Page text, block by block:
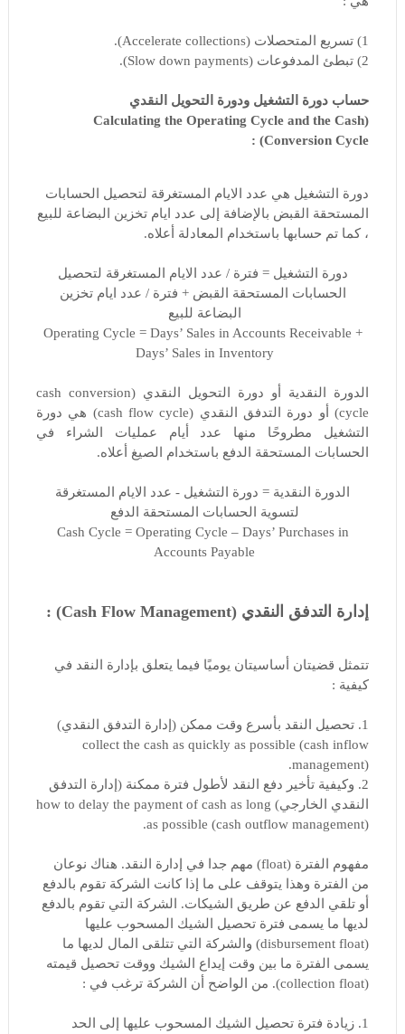
1) تسريع المتحصلات (Accelerate collections).
2) تبطئ المدفوعات (Slow down payments).
حساب دورة التشغيل ودورة التحويل النقدي
(Calculating the Operating Cycle and the Cash
Conversion Cycle) :
دورة التشغيل هي عدد الايام المستغرقة لتحصيل الحسابات
المستحقة القبض بالإضافة إلى عدد ايام تخزين البضاعة للبيع
، كما تم حسابها باستخدام المعادلة أعلاه.
دورة التشغيل = فترة / عدد الايام المستغرقة لتحصيل
الحسابات المستحقة القبض + فترة / عدد ايام تخزين
البضاعة للبيع
Operating Cycle = Days’ Sales in Accounts Receivable +
Days’ Sales in Inventory
الدورة النقدية أو دورة التحويل النقدي (cash conversion
cycle) أو دورة التدفق النقدي (cash flow cycle) هي دورة
التشغيل مطروحًا منها عدد أيام عمليات الشراء في
الحسابات المستحقة الدفع باستخدام الصيغ أعلاه.
الدورة النقدية = دورة التشغيل - عدد الايام المستغرقة
لتسوية الحسابات المستحقة الدفع
Cash Cycle = Operating Cycle – Days’ Purchases in
Accounts Payable
إدارة التدفق النقدي (Cash Flow Management) :
تتمثل قضيتان أساسيتان يوميًا فيما يتعلق بإدارة النقد في
كيفية :
1. تحصيل النقد بأسرع وقت ممكن (إدارة التدفق النقدي)
collect the cash as quickly as possible (cash inflow
management).
2. وكيفية تأخير دفع النقد لأطول فترة ممكنة (إدارة التدفق
النقدي الخارجي) how to delay the payment of cash as long
as possible (cash outflow management).
مفهوم الفترة (float) مهم جدا في إدارة النقد. هناك نوعان
من الفترة وهذا يتوقف على ما إذا كانت الشركة تقوم بالدفع
أو تلقي الدفع عن طريق الشيكات. الشركة التي تقوم بالدفع
لديها ما يسمى فترة تحصيل الشيك المسحوب عليها
(disbursement float) والشركة التي تتلقى المال لديها ما
يسمى الفترة ما بين وقت إيداع الشيك ووقت تحصيل قيمته
(collection float). من الواضح أن الشركة ترغب في :
1. زيادة فترة تحصيل الشيك المسحوب عليها إلى الحد